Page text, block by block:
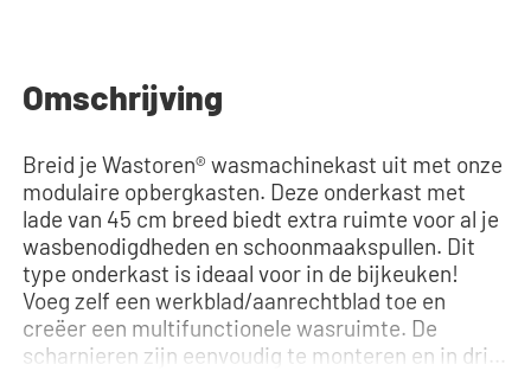
Omschrijving
Breid je Wastoren® wasmachinekast uit met onze
modulaire opbergkasten. Deze onderkast met
lade van 45 cm breed biedt extra ruimte voor al je
wasbenodigdheden en schoonmaakspullen. Dit
type onderkast is ideaal voor in de bijkeuken!
Voeg zelf een werkblad/aanrechtblad toe en
creëer een multifunctionele wasruimte. De
scharnieren zijn eenvoudig te monteren en in drie